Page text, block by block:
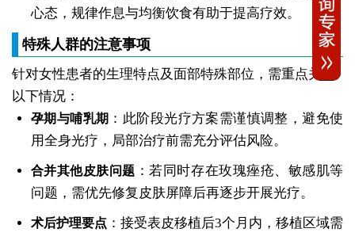
心态，规律作息与均衡饮食有助于提高疗效。
特殊人群的注意事项
针对女性患者的生理特点及面部特殊部位，需重点关注
以下情况：
孕期与哺乳期 ：此阶段光疗方案需谨慎调整，避免使
用全身光疗，局部治疗前需充分评估风险。
合并其他皮肤问题 ：若同时存在玫瑰痤疮、敏感肌等
问题，需优先修复皮肤屏障后再逐步开展光疗。
术后护理要点 ：接受表皮移植后3个月内，移植区域需